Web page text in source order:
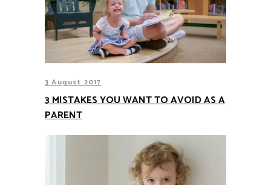
3 August 2017
3 MISTAKES YOU WANT TO AVOID AS A
PARENT